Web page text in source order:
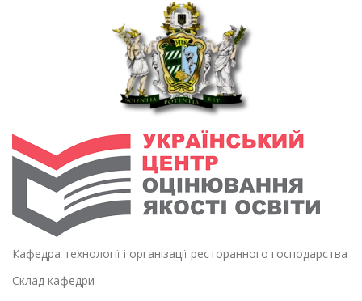
Кафедра технології і організації ресторанного господарства
Склад кафедри